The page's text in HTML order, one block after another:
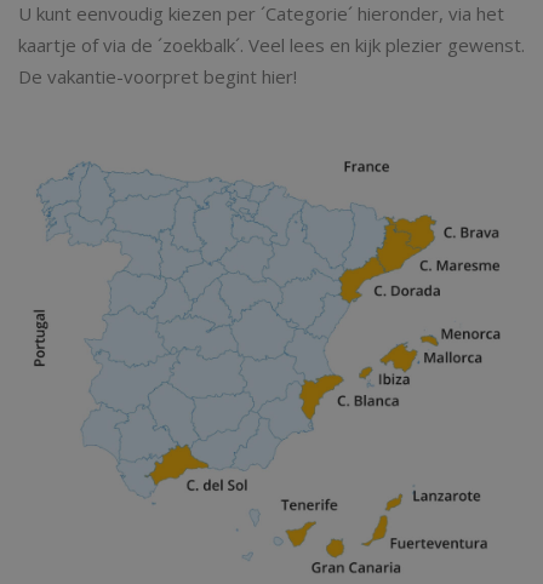
U kunt eenvoudig kiezen per ´Categorie´ hieronder, via het
kaartje of via de ´zoekbalk´. Veel lees en kijk plezier gewenst.
De vakantie-voorpret begint hier!